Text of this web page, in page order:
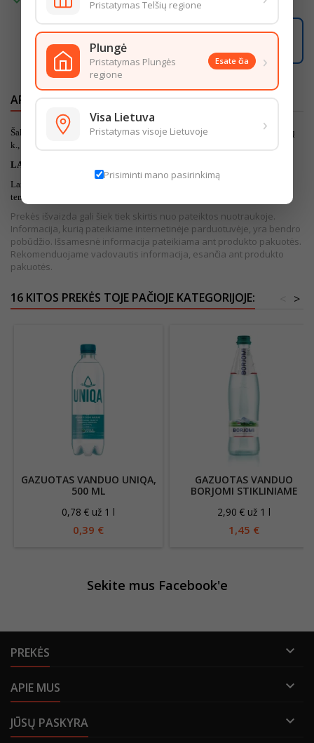
09:01:14
LIKO ŠIANDIENAI
18:00
APRAŠYMAS
Šaltinis „Uniqa“, gręžinio Nr. 55684. Šaltinio naudojimo vietovė: Gerdašių
k., Druskininkai.
LAIKYMO SĄLYGOS
Laikyti apsaugotą nuo tiesioginių saulės spindulių, esant +2°C iki +25°C
temperatūroje.
Prekės išvaizda gali šiek tiek skirtis nuo pateiktos nuotraukoje.
Informacija, kurią pateikiame internetinėje parduotuvėje, yra bendro
pobūdžio. Išsamesnė informacija pateikiama ant produkto pakuotės.
Rekomenduojame vadovautis informacija, esančia ant produkto
pakuotės.
16 KITOS PREKĖS TOJE PAČIOJE KATEGORIJOJE: >
GAZUOTAS VANDUO UNIQA,
500 ML
0,78 € už 1 l
0,39 €
GAZUOTAS VANDUO
BORJOMI STIKLINIAME
2,90 € už 1 l
1,45 €
Sekite mus Facebook'e
PREKĖS 
APIE MUS 
JŪSŲ PASKYRA 
Pristatymas Telšių regione
Plungė
Pristatymas Plungės
regione
Esate čia ›
Visa Lietuva
Pristatymas visoje Lietuvoje ›
Prisiminti mano pasirinkimą